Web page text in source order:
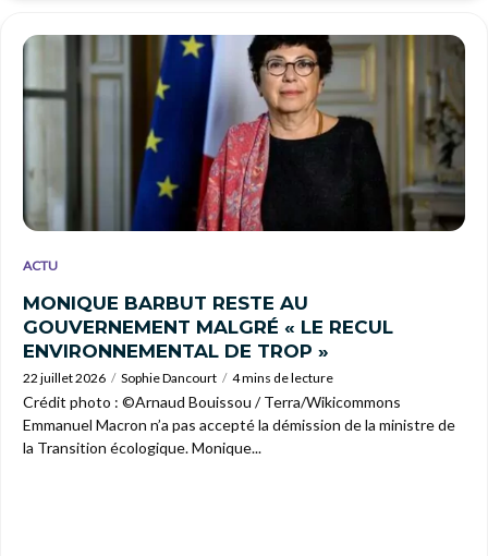
ACTU
MONIQUE BARBUT RESTE AU
GOUVERNEMENT MALGRÉ « LE RECUL
ENVIRONNEMENTAL DE TROP »
22 juillet 2026 Sophie Dancourt 4 mins de lecture
Crédit photo : ©Arnaud Bouissou / Terra/Wikicommons
Emmanuel Macron n’a pas accepté la démission de la ministre de
la Transition écologique. Monique...